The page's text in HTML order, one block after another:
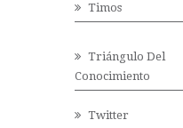
Timos
Triángulo Del
Conocimiento
Twitter